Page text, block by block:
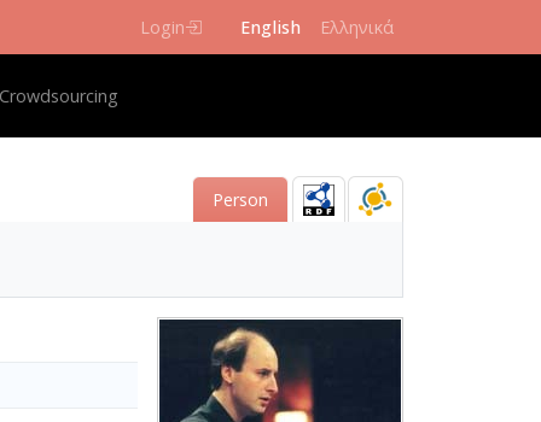
Login English Ελληνικά
Crowdsourcing
Person